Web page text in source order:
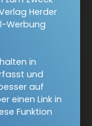
Newsletter
meiner
durch
Herder
Werbung
in
und
auf
einen Link in
Funktion